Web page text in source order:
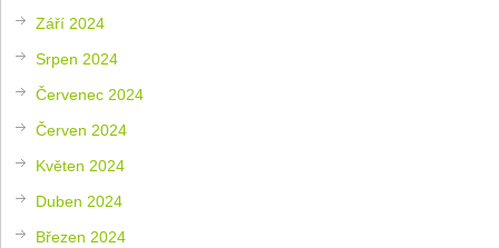
Září 2024
Srpen 2024
Červenec 2024
Červen 2024
Květen 2024
Duben 2024
Březen 2024